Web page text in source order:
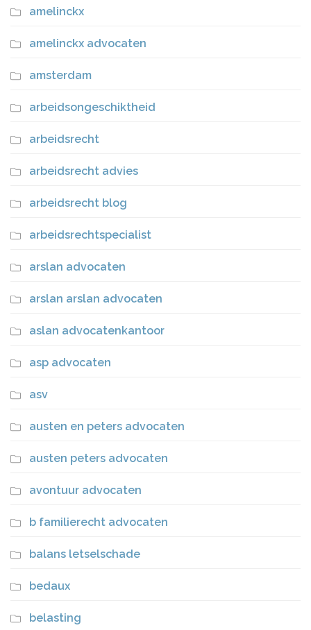
amelinckx
amelinckx advocaten
amsterdam
arbeidsongeschiktheid
arbeidsrecht
arbeidsrecht advies
arbeidsrecht blog
arbeidsrechtspecialist
arslan advocaten
arslan arslan advocaten
aslan advocatenkantoor
asp advocaten
asv
austen en peters advocaten
austen peters advocaten
avontuur advocaten
b familierecht advocaten
balans letselschade
bedaux
belasting